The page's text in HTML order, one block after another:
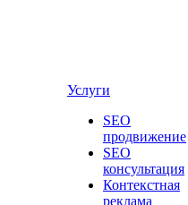
Услуги
SEO
продвижение
SEO
консультация
Контекстная
реклама